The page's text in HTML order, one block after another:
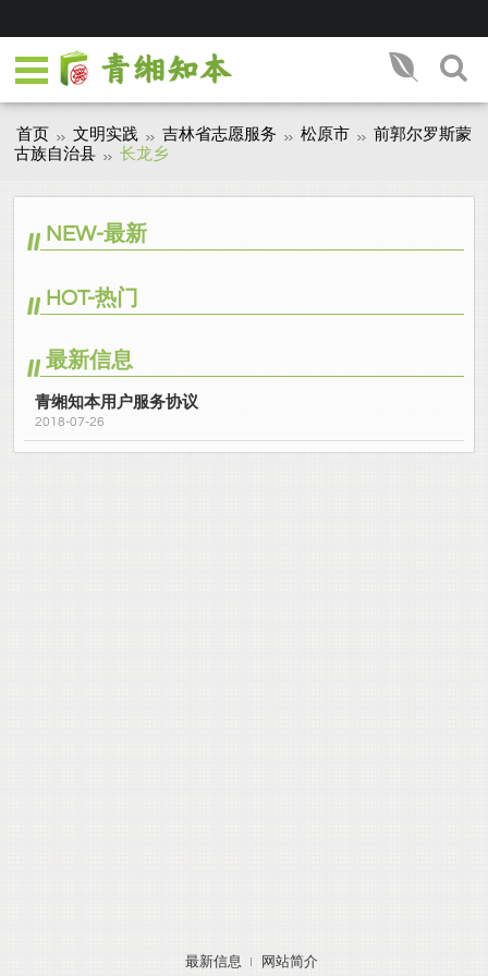
首页 文明实践 吉林省志愿服务 松原市
前郭尔罗斯蒙
古族自治县
长龙乡
NEW-最新
HOT-热门
最新信息
青缃知本用户服务协议
2018-07-26
最新信息 网站简介